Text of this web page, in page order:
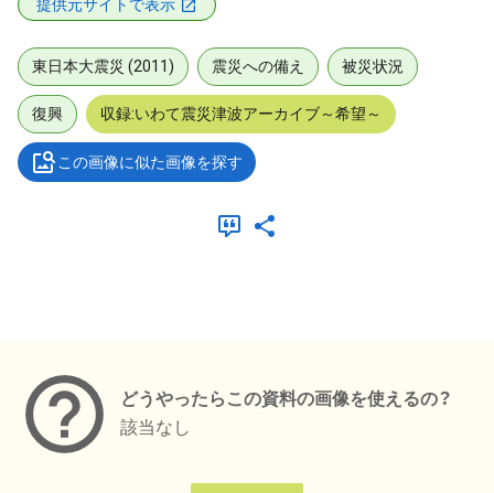
提供元サイトで表示
東日本大震災 (2011) 震災への備え 被災状況
復興 収録:いわて震災津波アーカイブ～希望～
この画像に似た画像を探す
どうやったらこの資料の画像を使えるの？
該当なし